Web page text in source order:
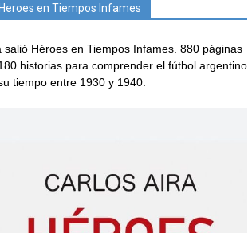
Heroes en Tiempos Infames
salió Héroes en Tiempos Infames. 880 páginas
historias para comprender el fútbol argentino
tiempo entre 1930 y 1940.